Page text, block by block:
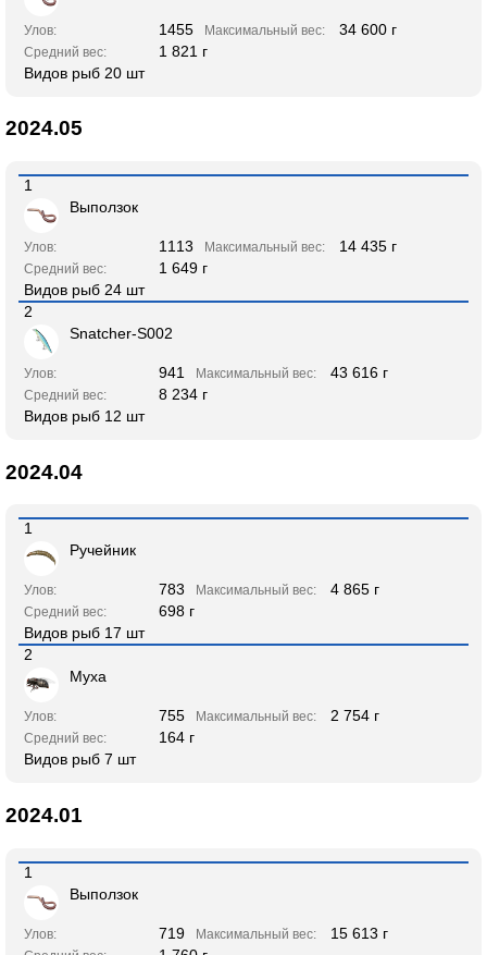
Улов: 1455 Максимальный вес: 34 600 г
Средний вес:
1 821 г
Видов рыб 20 шт
2024.05
1
Выползок
Улов: 1113 Максимальный вес: 14 435 г
Средний вес:
1 649 г
Видов рыб 24 шт
2
Snatcher-S002
Улов: 941 Максимальный вес: 43 616 г
Средний вес:
8 234 г
Видов рыб 12 шт
2024.04
1
Ручейник
Улов: 783 Максимальный вес: 4 865 г
Средний вес:
698 г
Видов рыб 17 шт
2
Муха
Улов: 755 Максимальный вес: 2 754 г
Средний вес:
164 г
Видов рыб 7 шт
2024.01
1
Выползок
Улов: 719 Максимальный вес: 15 613 г